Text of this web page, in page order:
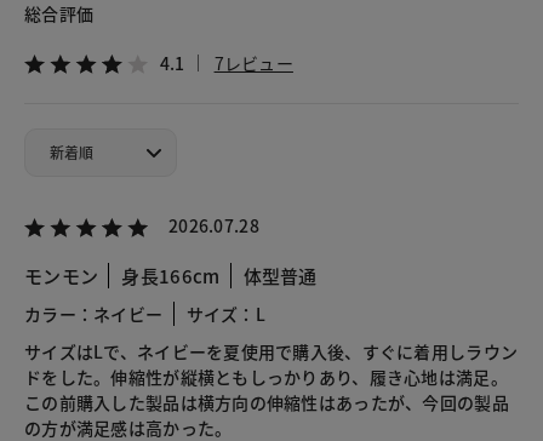
総合評価
4.1 7レビュー
2026.07.28
モンモン 身長166cm 体型普通
カラー：ネイビー
サイズ：L
サイズはLで、ネイビーを夏使用で購入後、すぐに着用しラウン
ドをした。伸縮性が縦横ともしっかりあり、履き心地は満足。
この前購入した製品は横方向の伸縮性はあったが、今回の製品
の方が満足感は高かった。